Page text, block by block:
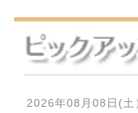
2026年08月08日(土